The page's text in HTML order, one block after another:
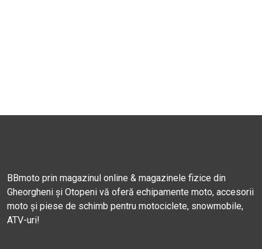
BBmoto prin magazinul online & magazinele fizice din
Gheorgheni și Otopeni vă oferă echipamente moto, accesorii
moto și piese de schimb pentru motociclete, snowmobile,
ATV-uri!